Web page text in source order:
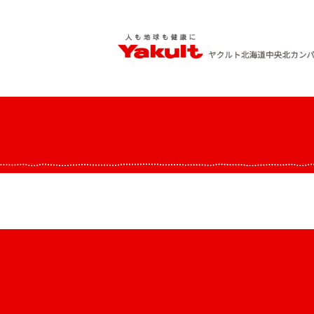
content
ヤクルト北海道中央 北カンパニー
人も地球も健康に